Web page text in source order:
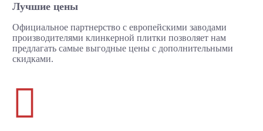
Лучшие цены
Официальное партнерство с европейскими заводами
производителями клинкерной плитки позволяет нам
предлагать самые выгодные цены с дополнительными
скидками.
